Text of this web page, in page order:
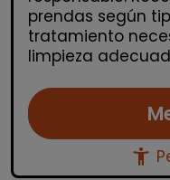
prendas según
tratamiento
limpieza
accessibility_new